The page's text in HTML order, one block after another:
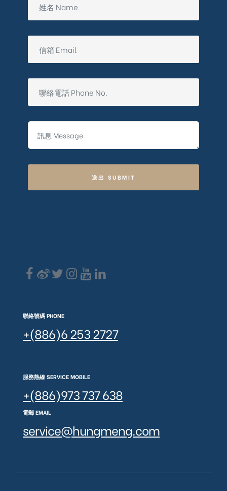
送出 SUBMIT
聯絡號碼 PHONE
+(886)6 253 2727
服務熱線 SERVICE MOBILE
+(886)973 737 638
電郵 EMAIL
service@hungmeng.com